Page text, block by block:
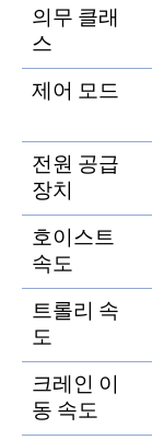
의무 클래
스
제어 모드
전원 공급
장치
호이스트
속도
트롤리 속
도
크레인 이
동 속도